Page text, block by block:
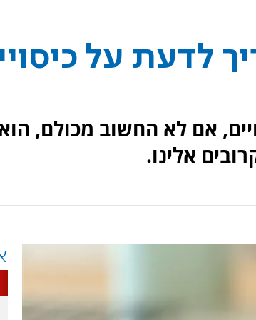
לדעת על
אם לא החשוב מכולם,
אלינו.